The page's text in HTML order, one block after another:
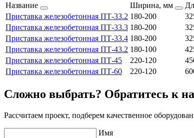
Название Ширина, мм
Приставка железобетонная ПТ-33.2 180-200
Приставка железобетонная ПТ-33.3 180-200
Приставка железобетонная ПТ-33.4 180-200
Приставка железобетонная ПТ-43.2 180-100
Приставка железобетонная ПТ-45
220-120
Приставка железобетонная ПТ-60
220-120
Сложно выбрать? Обратитесь к
Рассчитаем проект, подберем качественное
Имя